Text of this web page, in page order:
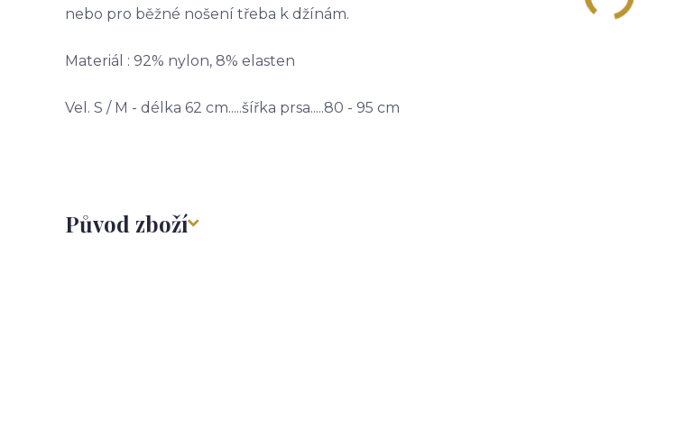
nebo pro běžné nošení třeba k džínám.
Materiál : 92% nylon, 8% elasten
Vel. S / M - délka 62 cm.....šířka prsa.....80 - 95 cm
Původ zboží